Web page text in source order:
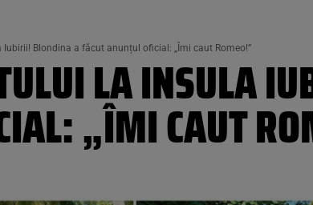
Iubirii! Blondina a făcut anunțul oficial: „Îmi caut Romeo!”
LA INSULA
„ÎMI CAUT